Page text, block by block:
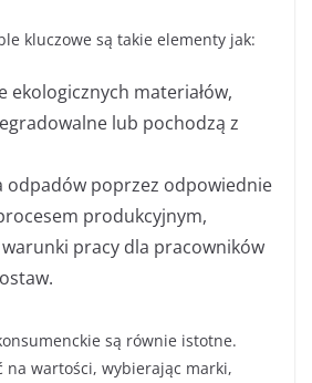
kluczowe są takie elementy jak:
ekologicznych materiałów,
lub pochodzą z
odpadów poprzez odpowiednie
produkcyjnym,
pracy dla pracowników
są równie istotne.
na wartości, wybierając marki,